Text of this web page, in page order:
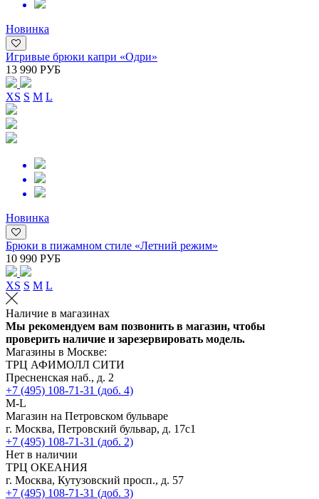
Новинка
Игривые брюки капри «Одри»
13 990 РУБ
XS S M L
Новинка
Брюки в пижамном стиле «Летний режим»
10 990 РУБ
XS S M L
Наличие в магазинах
Мы рекомендуем вам позвонить в магазин, чтобы
проверить наличие и зарезервировать модель.
Магазины в Москве:
ТРЦ АФИМОЛЛ СИТИ
Пресненская наб., д. 2
+7 (495) 108-71-31 (доб. 4)
M-L
Магазин на Петровском бульваре
г. Москва, Петровский бульвар, д. 17с1
+7 (495) 108-71-31 (доб. 2)
Нет в наличии
ТРЦ ОКЕАНИЯ
г. Москва, Кутузовский просп., д. 57
+7 (495) 108-71-31 (доб. 3)